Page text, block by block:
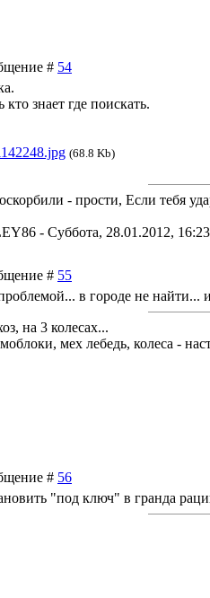
# 54
знает где поискать.
(68.8 Kb)
оскорбили - прости, Если
- Суббота, 28.01.2012, 16:23
# 55
в городе не найти...
на 3 колесах...
мех лебедь, колеса -
# 56
"под ключ" в гранда